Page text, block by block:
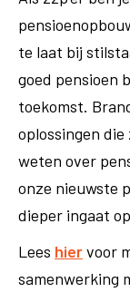
te laat bij
goed pensioen
toekomst.
oplossingen die
weten over
onze nieuwste
dieper ingaat
Lees hiervoor
samenwerking